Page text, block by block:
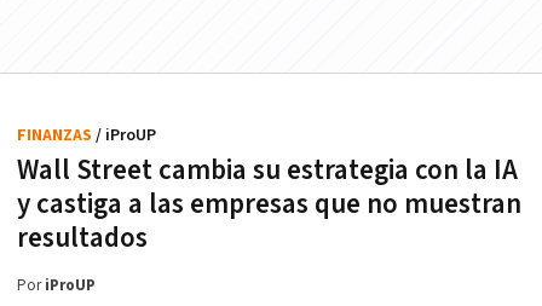
Wall Street cambia su estrategia con la IA
y castiga a las empresas que no muestran
resultados
FINANZAS / iProUP
PoriProUP